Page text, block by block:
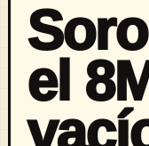
el